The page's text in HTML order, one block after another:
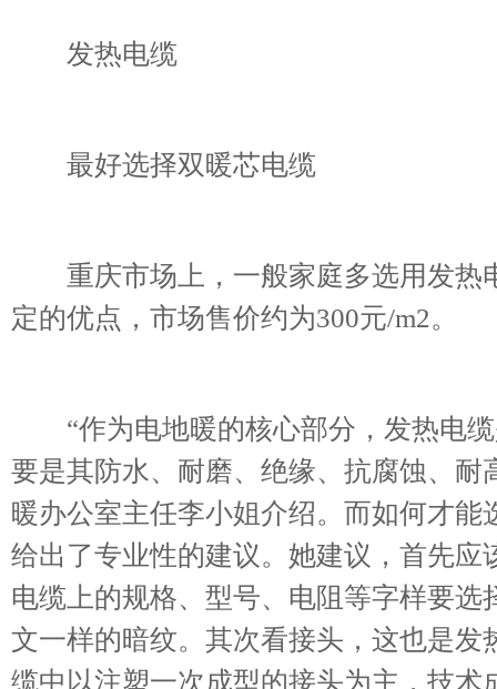
发热电缆
最好选择双暖芯电缆
重庆市场上，一般家庭多选用发热
定的优点，市场售价约为300元/m2。
“作为电地暖的核心部分，发热电缆
要是其防水、耐磨、绝缘、抗腐蚀、耐
暖办公室主任李小姐介绍。而如何才
给出了专业性的建议。她建议，首先
电缆上的规格、型号、电阻等字样要
文一样的暗纹。其次看接头，这也是
缆中以注塑一次成型的接头为主，技